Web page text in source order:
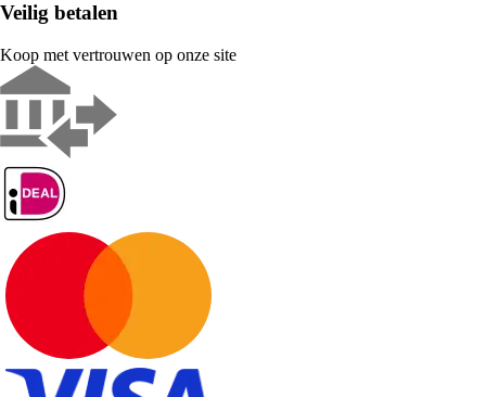
Veilig betalen
Koop met vertrouwen op onze site